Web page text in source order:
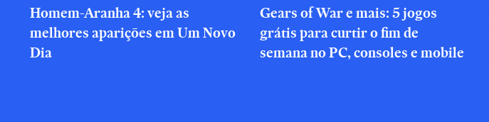
Homem-Aranha 4: veja as
melhores aparições em Um Novo
Dia
Gears of War e mais: 5 jogos
grátis para curtir o fim de
semana no PC, consoles e mobile